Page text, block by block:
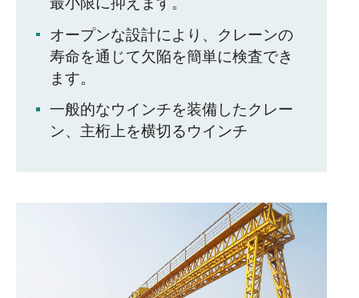
オープンな設計により、クレーンの
寿命を通じて欠陥を簡単に検査でき
ます。
一般的なウインチを装備したクレー
ン、主桁上を横切るウインチ